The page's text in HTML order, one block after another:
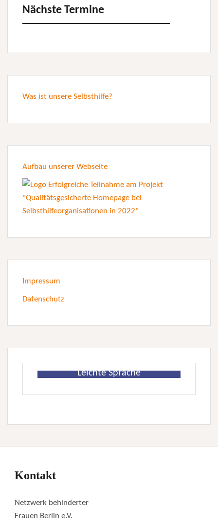
Nächste Termine
Was ist unsere Selbsthilfe?
Aufbau unserer Webseite
Impressum
Datenschutz
Leichte Sprache
Kontakt
Netzwerk behinderter
Frauen Berlin e.V.